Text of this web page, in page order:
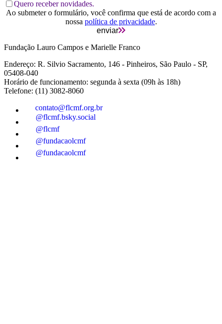
Quero receber novidades.
Ao submeter o formulário, você confirma que está de acordo com a
nossa política de privacidade.
enviar
Fundação Lauro Campos e Marielle Franco
Endereço: R. Silvio Sacramento, 146 - Pinheiros, São Paulo - SP,
05408-040
Horário de funcionamento: segunda à sexta (09h às 18h)
Telefone: (11) 3082-8060
contato@flcmf.org.br
@flcmf.bsky.social
@flcmf
@fundacaolcmf
@fundacaolcmf